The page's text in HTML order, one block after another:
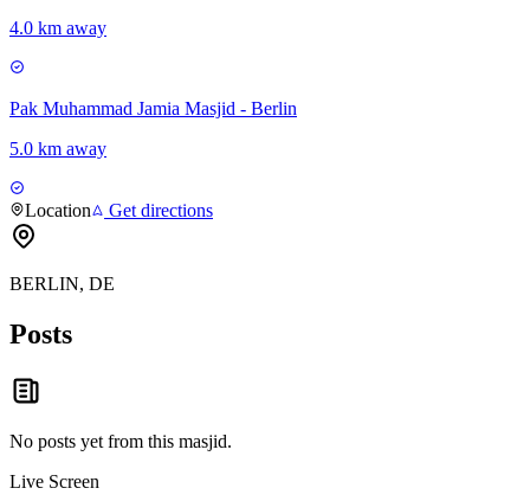
4.0 km away
Pak Muhammad Jamia Masjid - Berlin
5.0 km away
Location Get directions
BERLIN, DE
Posts
No posts yet from this masjid.
Live Screen